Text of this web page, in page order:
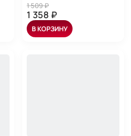
1 509 ₽
1 358 ₽
В КОРЗИНУ